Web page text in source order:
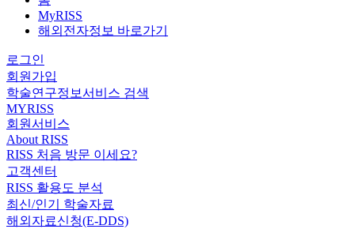
MyRISS
해외전자정보 바로가기
로그인
회원가입
학술연구정보서비스 검색
MYRISS
회원서비스
About RISS
RISS 처음 방문 이세요?
고객센터
RISS 활용도 분석
최신/인기 학술자료
해외자료신청(E-DDS)